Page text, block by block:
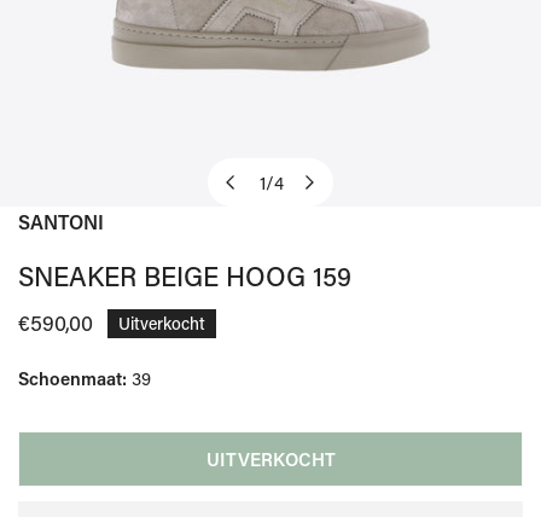
1/4
SANTONI
SNEAKER BEIGE HOOG 159
Normale
€590,00 Uitverkocht
Schoenmaat: 39
UITVERKOCHT